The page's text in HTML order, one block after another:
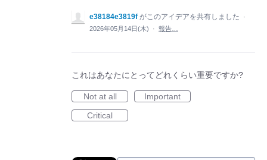
e38184e3819f がこのアイデアを共有しました
·
2026年05月14日(木)
· 報告…
これはあなたにとってどれくらい重要ですか?
Not at all
Important
Critical